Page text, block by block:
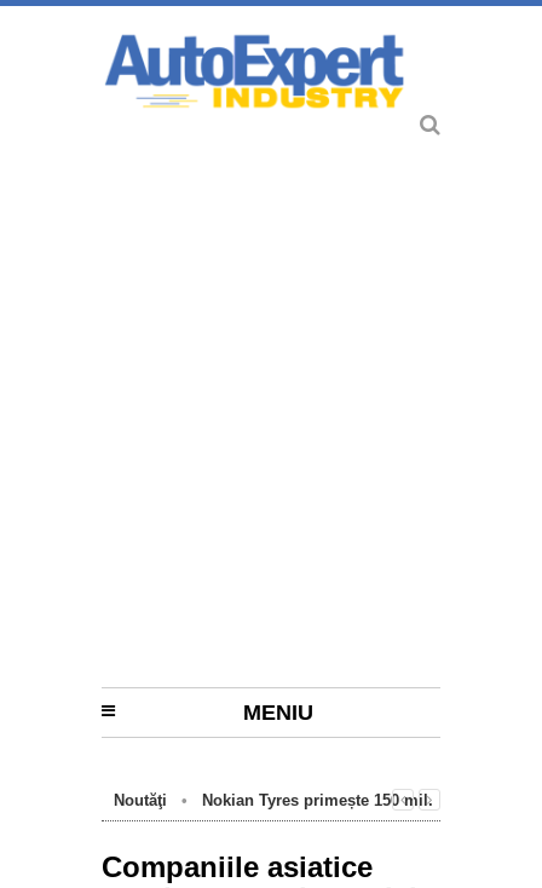
MENIU
Noutăţi •
Nokian Tyres primește 150 mil.
cu emisii zero de la Oradea
Companiile asiatice